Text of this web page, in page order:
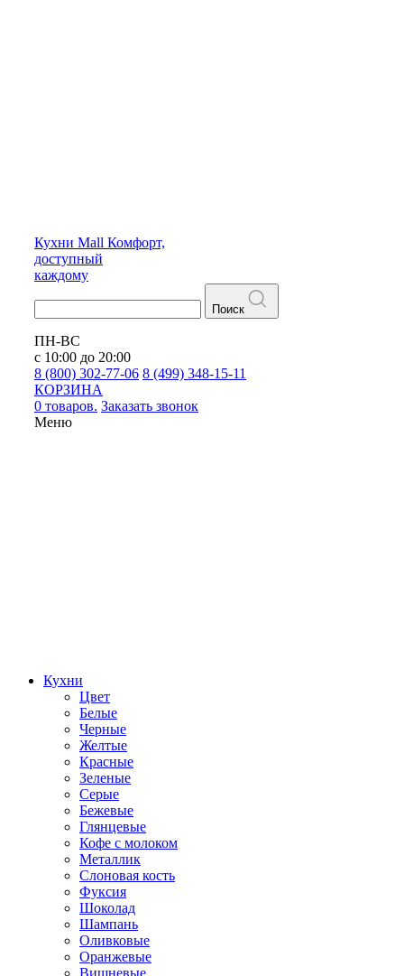
Кухни Mall Комфорт,
доступный
каждому
Поиск
ПН-ВС
с 10:00 до 20:00
8 (800) 302-77-06 8 (499) 348-15-11
КОРЗИНА
0 товаров. Заказать звонок
Меню
Кухни
Цвет
Белые
Черные
Желтые
Красные
Зеленые
Серые
Бежевые
Глянцевые
Кофе с молоком
Металлик
Слоновая кость
Фуксия
Шоколад
Шампань
Оливковые
Оранжевые
Вишневые